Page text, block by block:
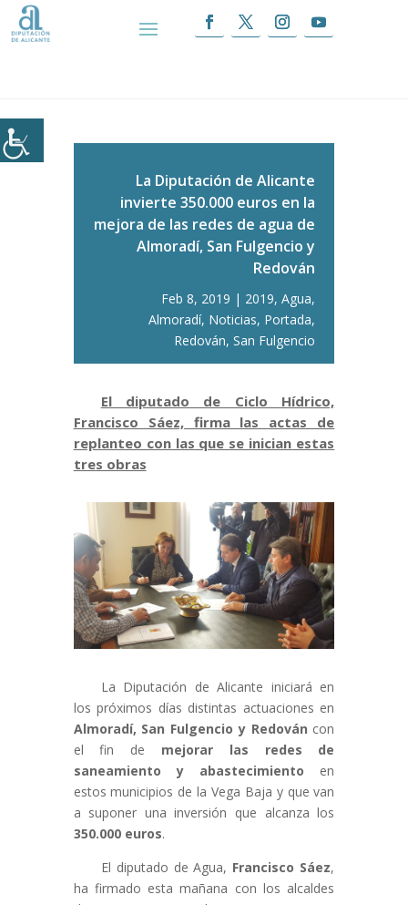
La Diputación de Alicante invierte
350.000 euros en la mejora de las redes de agua de
La Diputación de Alicante
invierte 350.000 euros en la
mejora de las redes de agua de
Almoradí, San Fulgencio y
Redován
Feb 8, 2019 2019,Agua,
Almoradí, Noticias, Portada,
Redován,San Fulgencio
El diputado de Ciclo Hídrico,
Francisco Sáez, firma las actas de
replanteo con las que se inician estas
tres obras
La Diputación de Alicante iniciará en
los próximos días distintas actuaciones en
Almoradí, San Fulgencio y Redován con
el fin de mejorar las redes de
saneamiento y abastecimiento en
estos municipios de la Vega Baja y que van
a suponer una inversión que alcanza los
350.000 euros.
El diputado de Agua, Francisco Sáez,
ha firmado esta mañana con los alcaldes